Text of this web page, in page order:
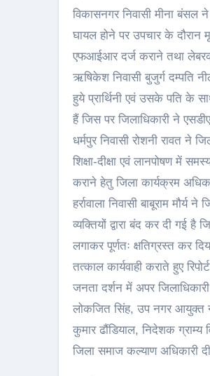
विकासनगर निवासी मीना बंसल
घायल होने पर उपचार के दौरान
एफआईआर दर्ज कराने तथा
ऋषिकेश निवासी बुजुर्ग दम्पति
हुये प्रार्थिनी एवं उसके पति के
हैं जिस पर जिलाधिकारी ने
धर्मपुर निवासी रोशनी रावत ने
शिक्षा-दीक्षा एवं लानपोषण में
कराने हेतु जिला कार्यक्रम
हर्रावाला निवासी बाबूराम
व्यक्तियों द्वारा बंद कर दी गई
लगाकर पूर्णतः क्षतिग्रस्त कर
तत्काल कार्यवाही कराते हुए
जनता दर्शन में अपर
लोकजित सिंह, उप नगर आयुक्त
कुमार ढौंडियाल, निदेशक ग्राम्य
जिला समाज कल्याण अधिकारी